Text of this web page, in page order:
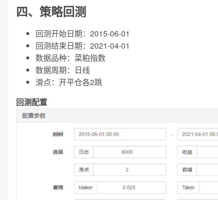
四、策略回测
回测开始日期：2015-06-01
回测结束日期：2021-04-01
数据品种：菜粕指数
数据周期：日线
滑点：开平仓各2跳
回测配置